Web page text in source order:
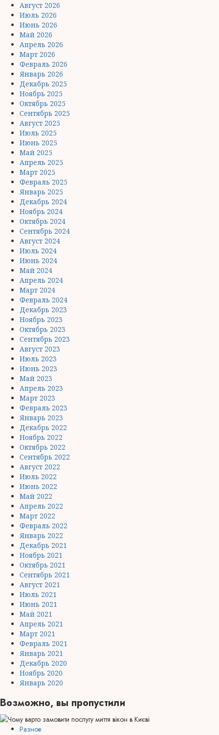
Август 2026
Июль 2026
Июнь 2026
Май 2026
Апрель 2026
Март 2026
Февраль 2026
Январь 2026
Декабрь 2025
Ноябрь 2025
Октябрь 2025
Сентябрь 2025
Август 2025
Июль 2025
Июнь 2025
Май 2025
Апрель 2025
Март 2025
Февраль 2025
Январь 2025
Декабрь 2024
Ноябрь 2024
Октябрь 2024
Сентябрь 2024
Август 2024
Июль 2024
Июнь 2024
Май 2024
Апрель 2024
Март 2024
Февраль 2024
Декабрь 2023
Ноябрь 2023
Октябрь 2023
Сентябрь 2023
Август 2023
Июль 2023
Июнь 2023
Май 2023
Апрель 2023
Март 2023
Февраль 2023
Январь 2023
Декабрь 2022
Ноябрь 2022
Октябрь 2022
Сентябрь 2022
Август 2022
Июль 2022
Июнь 2022
Май 2022
Апрель 2022
Март 2022
Февраль 2022
Январь 2022
Декабрь 2021
Ноябрь 2021
Октябрь 2021
Сентябрь 2021
Август 2021
Июль 2021
Июнь 2021
Май 2021
Апрель 2021
Март 2021
Февраль 2021
Январь 2021
Декабрь 2020
Ноябрь 2020
Январь 2020
Возможно, вы пропустили
Разное